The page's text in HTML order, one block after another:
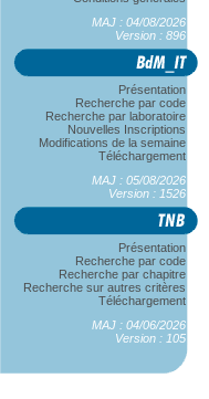
MAJ : 04/08/2026
Version : 896
Présentation
Recherche par code
Recherche par laboratoire
Nouvelles Inscriptions
Modifications de la semaine
Téléchargement
MAJ : 05/08/2026
Version : 1526
Présentation
Recherche par code
Recherche par chapitre
Recherche sur autres critères
Téléchargement
MAJ : 04/06/2026
Version : 105